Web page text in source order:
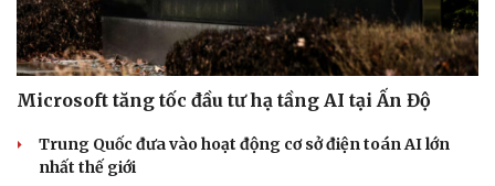
Làm đẹp - giảm cân
Phòng mạch online
Ăn sạch sống khỏe
Microsoft tăng tốc đầu tư hạ tầng AI tại Ấn Độ
Trung Quốc đưa vào hoạt động cơ sở điện toán AI lớn
nhất thế giới